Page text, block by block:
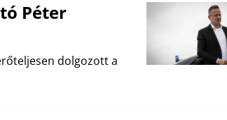
Péter
dolgozott a